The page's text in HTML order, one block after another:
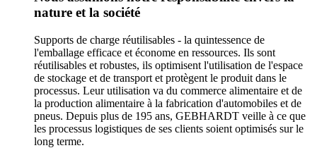
nature et la société
Supports de charge réutilisables - la quintessence de
l'emballage efficace et économe en ressources. Ils sont
réutilisables et robustes, ils optimisent l'utilisation de l'espace
de stockage et de transport et protègent le produit dans le
processus. Leur utilisation va du commerce alimentaire et de
la production alimentaire à la fabrication d'automobiles et de
pneus. Depuis plus de 195 ans, GEBHARDT veille à ce que
les processus logistiques de ses clients soient optimisés sur le
long terme.